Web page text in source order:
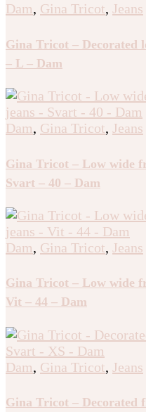
Dam, Gina Tricot, Jeans
Gina Tricot – Decorated
– L – Dam
Dam, Gina Tricot, Jeans
Gina Tricot – Low wide
Svart – 40 – Dam
Dam, Gina Tricot, Jeans
Gina Tricot – Low wide
Vit – 44 – Dam
Dam, Gina Tricot, Jeans
Gina Tricot – Decorated